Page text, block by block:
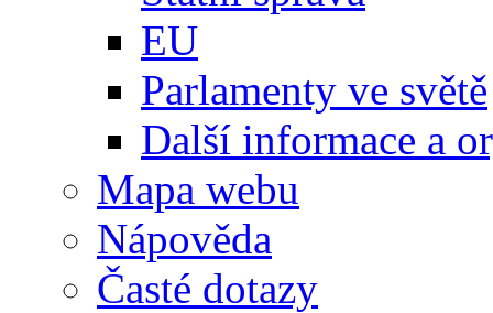
EU
Parlamenty ve světě
Další informace a
Mapa webu
Nápověda
Časté dotazy